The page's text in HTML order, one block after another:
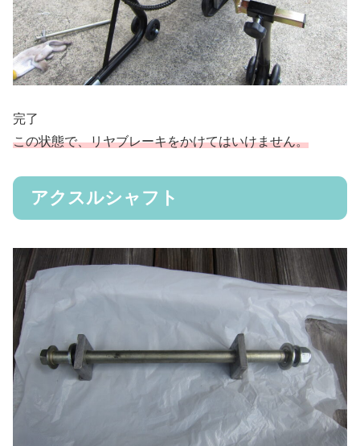
完了
この状態で、リヤブレーキをかけてはいけません。
アクスルシャフト